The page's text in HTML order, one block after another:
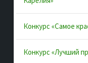
Интернет-портал
Конкурс «Самое
Конкурс «Лучший